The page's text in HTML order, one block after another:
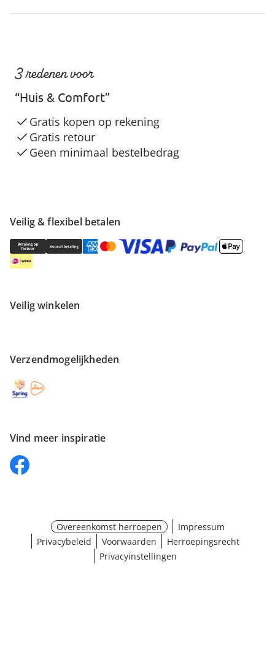
Veilig & flexibel betalen
Veilig winkelen
Verzendmogelijkheden
Vind meer inspiratie
3 redenen voor
“Huis & Comfort”
Gratis kopen op rekening
Gratis retour
Geen minimaal bestelbedrag
Overeenkomst herroepen
Impressum
Privacybeleid
Voorwaarden
Herroepingsrecht
Privacyinstellingen